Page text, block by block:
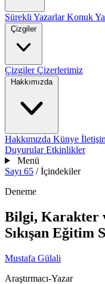
Sürekli YazarlarKonuk
Çizgiler
ÇizgilerÇizerlerimiz
Hakkımızda
Hakkımızda Künye
DuyurularEtkinlikler
Menü
Sayı 65 / İçindekiler
Deneme
Bilgi, Karakter
Sıkışan Eğitim
Mustafa Gülali
Araştırmacı-Yazar